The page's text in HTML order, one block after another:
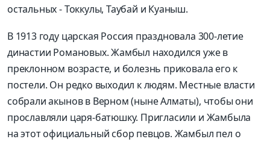
остальных - Токкулы, Таубай и Куаныш.
В 1913 году царская Россия праздновала 300-летие
династии Романовых. Жамбыл находился уже в
преклонном возрасте, и болезнь приковала его к
постели. Он редко выходил к людям. Местные власти
собрали акынов в Верном (ныне Алматы), чтобы они
прославляли царя-батюшку. Пригласили и Жамбыла
на этот официальный сбор певцов. Жамбыл пел о